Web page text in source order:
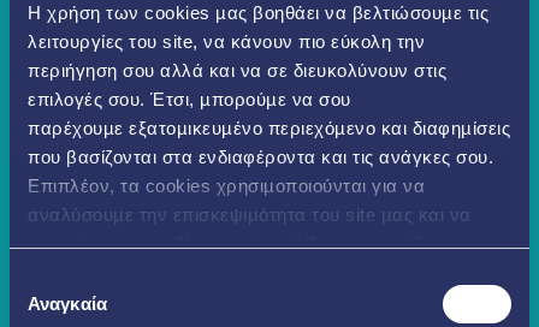
Η χρήση των cookies µας βοηθάει να βελτιώσουµε τις
λειτουργίες του site, να κάνουν πιο εύκολη την
περιήγηση σου αλλά και να σε διευκολύνουν στις
επιλογές σου. Έτσι, µπορούµε να σου
παρέχουµε εξατοµικευµένο περιεχόµενο και διαφηµίσεις
που βασίζονται στα ενδιαφέροντα και τις ανάγκες σου.
Επιπλέον, τα cookies χρησιµοποιούνται για να
αναλύσουµε την επισκεψιµότητα του site µας και να
εντοπίσουµε προβληµατικές σελίδες που χρήζουν
συγκατάθεσης
Αναγκαία